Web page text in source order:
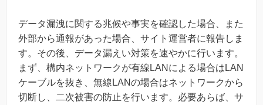
データ漏洩に関する兆候や事実を確認した場合、また
外部から通報があった場合、サイト運営者に報告しま
す。その後、データ漏えい対策を速やかに行います。
まず、構内ネットワークが有線LANによる場合はLAN
ケーブルを抜き、無線LANの場合はネットワークから
切断し、二次被害の防止を行います。必要あらば、サ